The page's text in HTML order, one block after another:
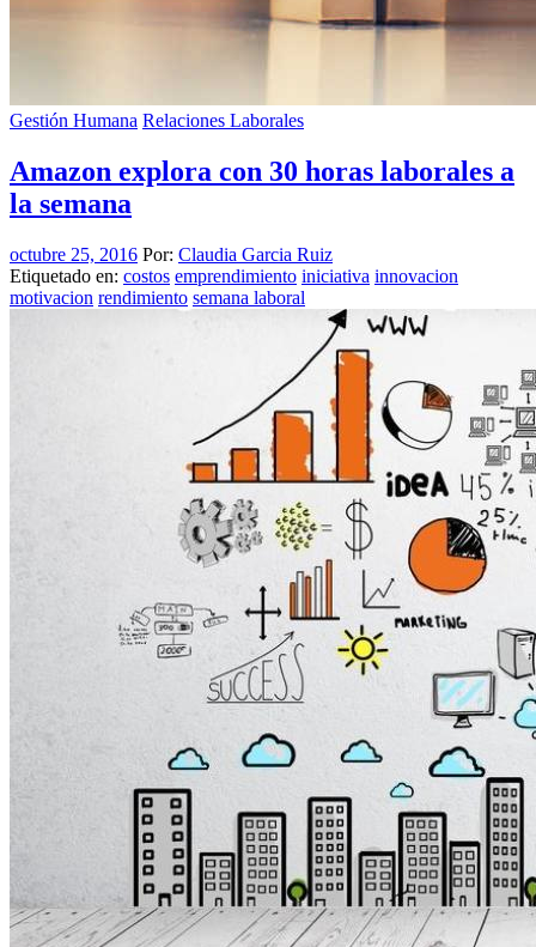
Gestión Humana Relaciones Laborales
Amazon explora con 30 horas laborales a
la semana
octubre 25, 2016 Por: Claudia Garcia Ruiz
Etiquetado en: costos emprendimiento iniciativa innovacion
motivacion rendimiento semana laboral